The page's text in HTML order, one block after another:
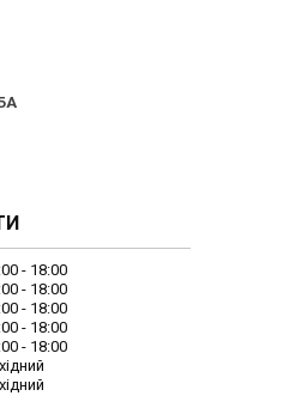
18:00
18:00
18:00
18:00
18:00